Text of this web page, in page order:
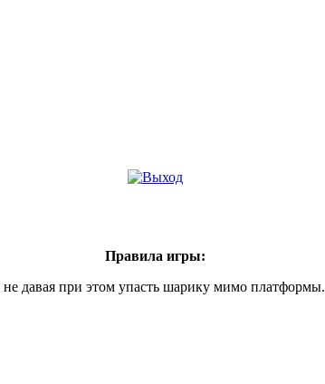
Правила игры:
давая при этом упасть шарику мимо платформы.